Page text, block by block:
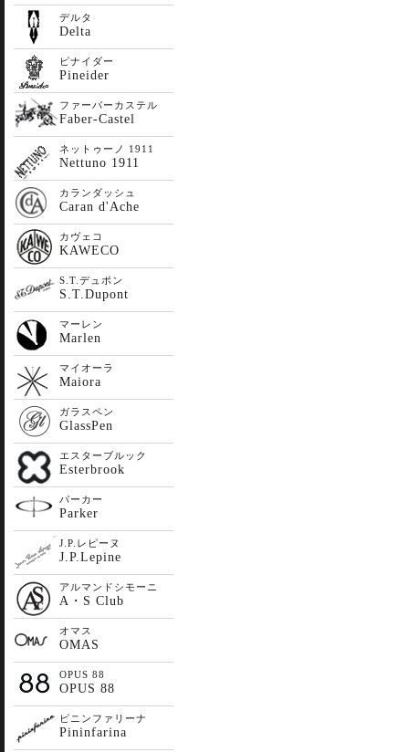
デルタ
Delta
ピナイダー
Pineider
ファーバーカステル
Faber-Castel
ネットゥーノ 1911
Nettuno 1911
カランダッシュ
Caran d'Ache
カヴェコ
KAWECO
S.T.デュポン
S.T.Dupont
マーレン
Marlen
マイオーラ
Maiora
ガラスペン
GlassPen
エスターブルック
Esterbrook
パーカー
Parker
J.P.レピーヌ
J.P.Lepine
アルマンドシモーニ
A・S Club
オマス
OMAS
OPUS 88
OPUS 88
ピニンファリーナ
Pininfarina